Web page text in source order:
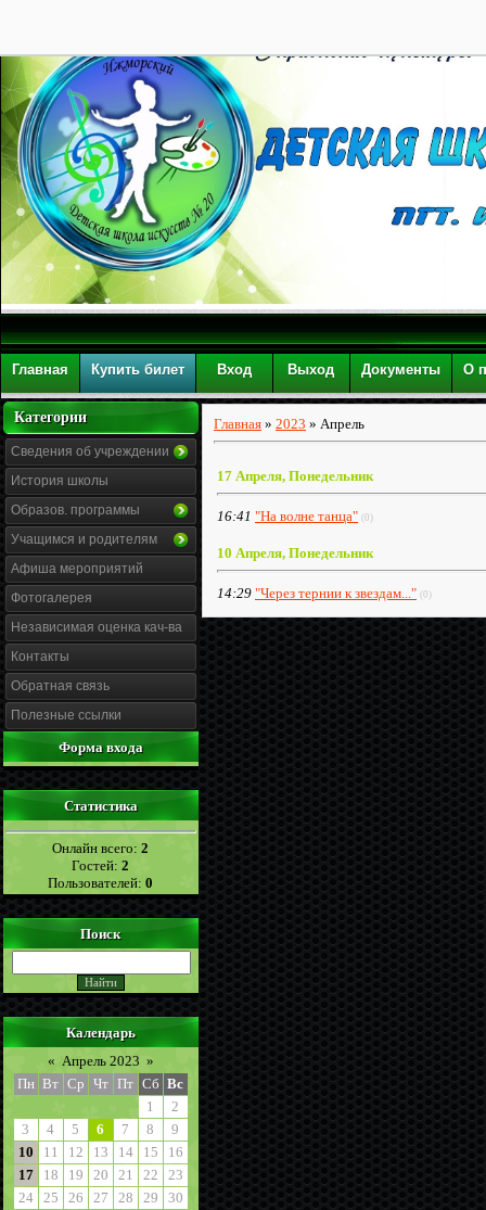
Главная Купить билет Вход Выход Документы О
Категории
Сведения об учреждении
История школы
Образов. программы
Учащимся и родителям
Афиша мероприятий
Фотогалерея
Независимая оценка кач-ва
Контакты
Обратная связь
Полезные ссылки
Форма входа
Статистика
Онлайн всего:2
Гостей:2
Пользователей:0
Поиск
Календарь
« Апрель 2023 »
Пн Вт Ср Чт Пт Сб Вс
1
2
3
4 5 6 7 8
9
10
11 12 13 14 15
16
17
18 19 20 21 22
23
24 25 26 27 28 29 30
Главная » 2023 » Апрель
17 Апреля, Понедельник
16:41 "На волне танца" (0)
10 Апреля, Понедельник
14:29 "Через тернии к звездам..." (0)